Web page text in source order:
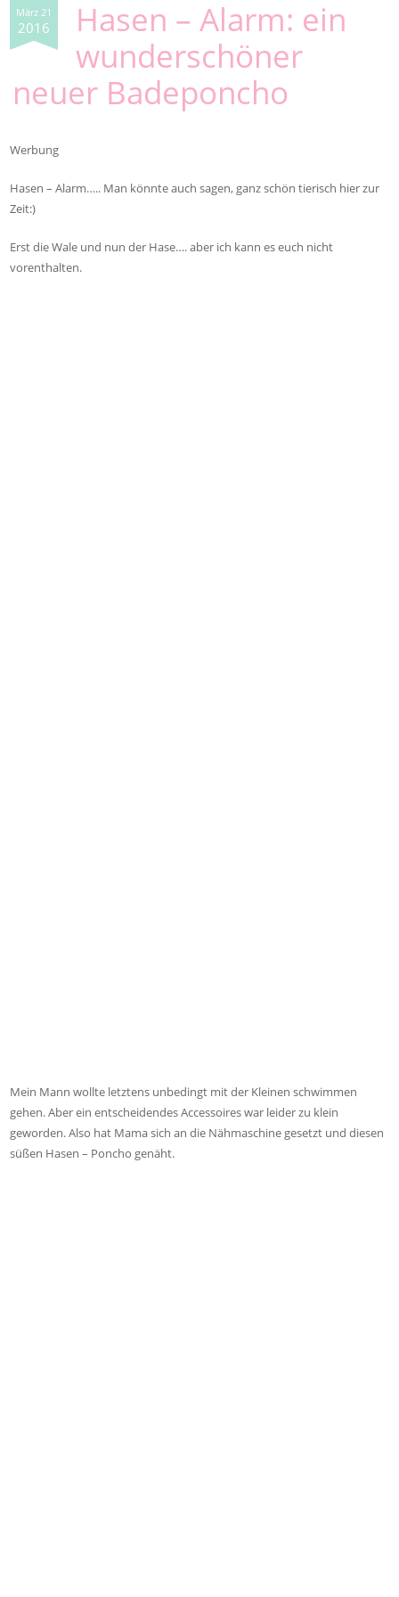
März 21
2016
Hasen – Alarm: ein
wunderschöner
neuer Badeponcho
Werbung
Hasen – Alarm….. Man könnte auch sagen, ganz schön tierisch hier zur
Zeit:)
Erst die Wale und nun der Hase…. aber ich kann es euch nicht
vorenthalten.
Mein Mann wollte letztens unbedingt mit der Kleinen schwimmen
gehen. Aber ein entscheidendes Accessoires war leider zu klein
geworden. Also hat Mama sich an die Nähmaschine gesetzt und diesen
süßen Hasen – Poncho genäht.